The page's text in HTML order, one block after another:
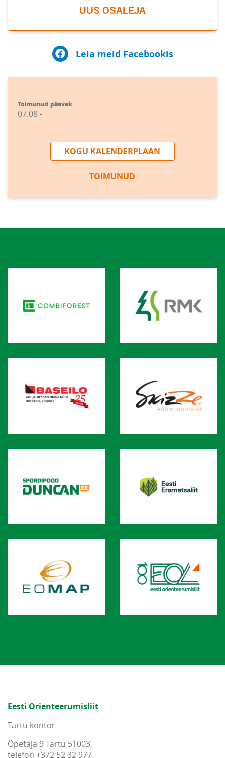
UUS OSALEJA
Leia meid Facebookis
Toimunud päevak
07.08 -
KOGU KALENDERPLAAN
TOIMUNUD
Eesti Orienteerumisliit
Tartu kontor
Õpetaja 9 Tartu 51003,
telefon +372 52 32 977